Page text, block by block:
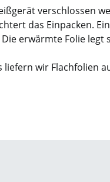
verschlossen
das Einpacken.
erwärmte Folie
wir Flachfolien